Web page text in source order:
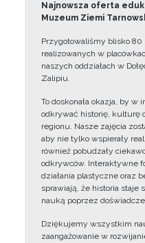
Najnowsza oferta
Muzeum Ziemi
Przygotowaliśmy blisko
realizowanych w
naszych oddziałach w
Zalipiu.
To doskonała okazja, by
odkrywać historię, kulturę
regionu. Nasze zajęcia
aby nie tylko wspierały
również pobudzały
odkrywców. Interaktywne
działania plastyczne oraz
sprawiają, że historia staje
nauką poprzez
Dziękujemy wszystkim
zaangażowanie w